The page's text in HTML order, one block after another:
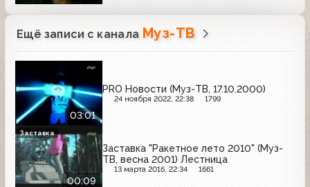
Ещё записи с канала Муз-ТВ
03:01
PRO Новости (Муз-ТВ, 17.10.2000)
24 ноября 2022, 22:38 1799
00:09
Заставка "Ракетное лето 2010" (Муз-
ТВ, весна 2001) Лестница
13 марта 2016, 22:34 1661
Заставка